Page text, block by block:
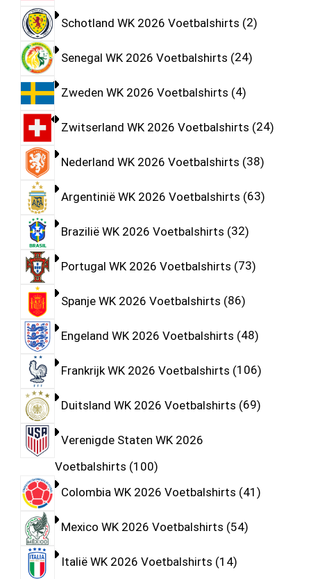
Schotland WK 2026 Voetbalshirts 2
Senegal WK 2026 Voetbalshirts 24
Zweden WK 2026 Voetbalshirts 4
Zwitserland WK 2026 Voetbalshirts 24
Nederland WK 2026 Voetbalshirts 38
Argentinië WK 2026 Voetbalshirts 63
Brazilië WK 2026 Voetbalshirts 32
Portugal WK 2026 Voetbalshirts 73
Spanje WK 2026 Voetbalshirts 86
Engeland WK 2026 Voetbalshirts 48
Frankrijk WK 2026 Voetbalshirts 106
Duitsland WK 2026 Voetbalshirts 69
Verenigde Staten WK 2026
Voetbalshirts 100
Colombia WK 2026 Voetbalshirts 41
Mexico WK 2026 Voetbalshirts 54
Italië WK 2026 Voetbalshirts 14